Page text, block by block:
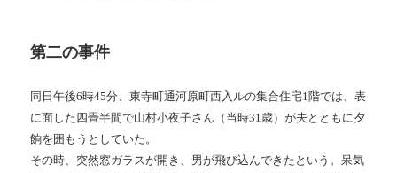
第二の事件
同日午後6時45分、東寺町通河原町西入ルの集合住宅1階では、表
に面した四畳半間で山村小夜子さん（当時31歳）が夫とともに夕
餉を囲もうとしていた。
その時、突然窓ガラスが開き、男が飛び込んできたという。呆気